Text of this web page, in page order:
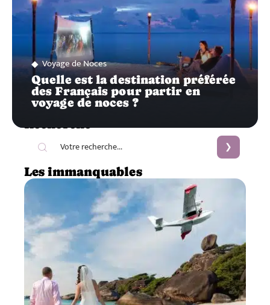
Voyage de Noces
Quelle est la destination préférée
des Français pour partir en
voyage de noces ?
Recherche
Les immanquables